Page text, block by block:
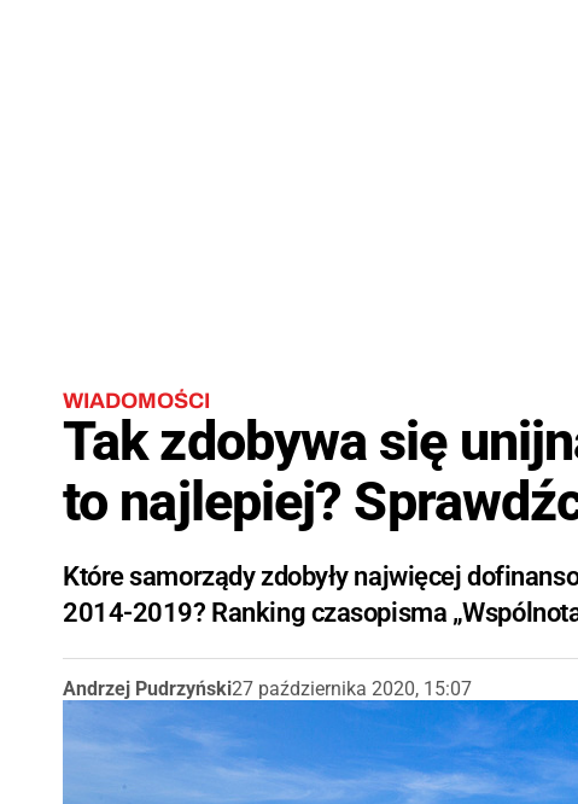
WIADOMOŚCI
Tak zdobywa się
to najlepiej?
Które samorządy zdobyły najwięcej
2014-2019? Ranking czasopisma
Andrzej Pudrzyński27 października 2020, 15:07